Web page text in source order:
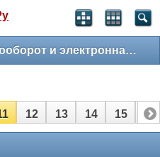
без рекламы
Электронный документооборот и электронная отчетность
12 13 14 15 16